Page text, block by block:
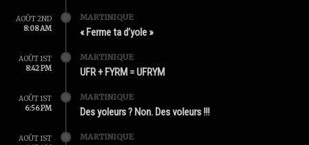
AOÛT 2ND
8:08 AM
MARTINIQUE
« Ferme ta d’yole »
AOÛT 1ST
8:42 PM
MARTINIQUE
UFR + FYRM = UFRYM
AOÛT 1ST
6:56 PM
MARTINIQUE
Des yoleurs ? Non. Des voleurs !!!
AOÛT 1ST
MARTINIQUE